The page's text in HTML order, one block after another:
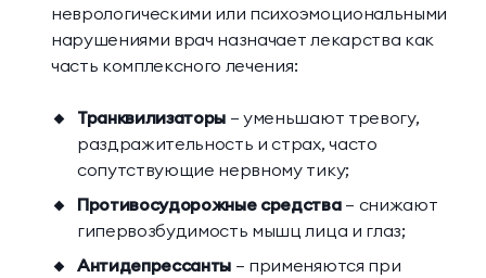
неврологическими или психоэмоциональными
нарушениями врач назначает лекарства как
часть комплексного лечения:
Транквилизаторы — уменьшают тревогу,
раздражительность и страх, часто
сопутствующие нервному тику;
Противосудорожные средства— снижают
гипервозбудимость мышц лица и глаз;
Антидепрессанты — применяются при